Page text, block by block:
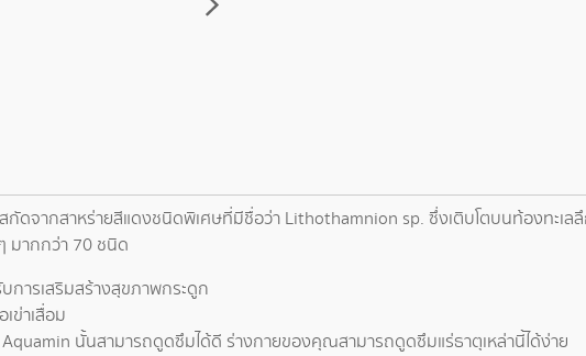
ดจากสาหร่ายสีแดงชนิดพิเศษที่มีชื่อว่า Lithothamnion sp. ซึ่งเติบโตบนท้องทะเล
มากกว่า 70 ชนิด
การเสริมสร้างสุขภาพกระดูก
ข่าเสื่อม
นั้นสามารถดูดซึมได้ดี ร่างกายของคุณสามารถดูดซึมแร่ธาตุเหล่านี้ได้ง่าย